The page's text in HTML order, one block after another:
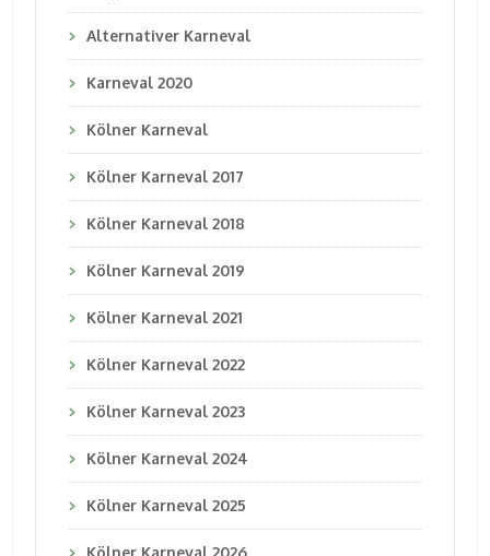
Alternativer Karneval
Karneval 2020
Kölner Karneval
Kölner Karneval 2017
Kölner Karneval 2018
Kölner Karneval 2019
Kölner Karneval 2021
Kölner Karneval 2022
Kölner Karneval 2023
Kölner Karneval 2024
Kölner Karneval 2025